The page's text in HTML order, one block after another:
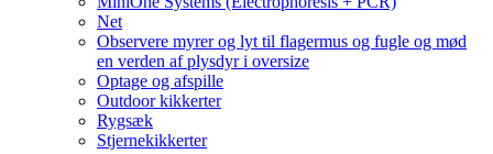
Net
Observere myrer og lyt til flagermus og fugle og mød
en verden af plysdyr i oversize
Optage og afspille
Outdoor kikkerter
Rygsæk
Stjernekikkerter